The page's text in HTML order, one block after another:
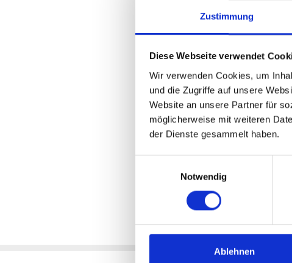
Zustimmung
Diese Webseite verwendet
Wir verwenden Cookies, um
und die Zugriffe auf unsere
Website an unsere Partner für
möglicherweise mit weiteren
der Dienste gesammelt haben.
Notwendig
Ablehnen
: * Linkglide
Rücklicht: CENTURION Halo Mini
Motor
: BOSCH Performance Line CX
Batteriekapazität
Display: BOSCH Kiox 300, BOSCH
Ladegerät: BOSCH Standard
Empfehlung Mindest Körpergrösse
Zulässiges Gesamtgewicht